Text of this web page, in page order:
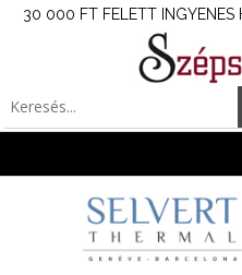
30 000 FT FELETT INGYENES